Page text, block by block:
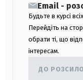
Email -
Будьте в курсі
Перейдіть на
обрати ті, що
інтересам.
ДО